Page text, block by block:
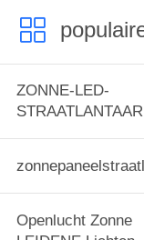
ZONNE-LED-
Openlucht Zonne